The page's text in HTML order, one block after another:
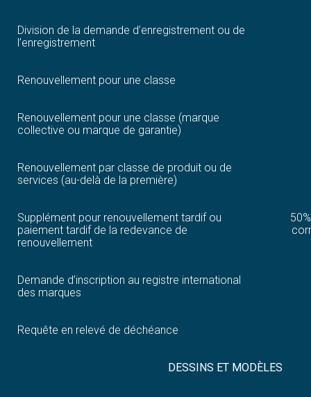
Division de la demande d’enregistrement ou de
l’enregistrement
Renouvellement pour une classe
Renouvellement pour une classe (marque
collective ou marque de garantie)
Renouvellement par classe de produit ou de
services (au-delà de la première)
Supplément pour renouvellement tardif ou
paiement tardif de la redevance de
renouvellement
Demande d’inscription au registre international
des marques
Requête en relevé de déchéance
DESSINS ET MODÈLES